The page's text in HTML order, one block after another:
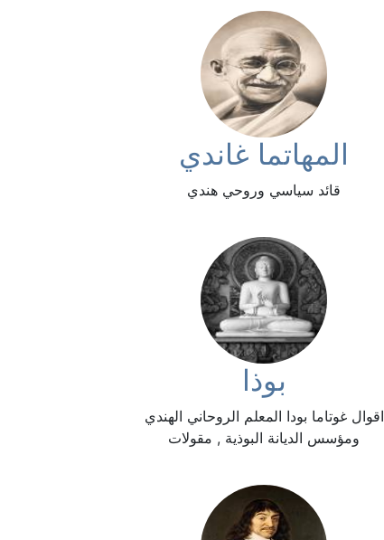
المهاتما غاندي
قائد سياسي وروحي هندي
بوذا
اقوال غوتاما بودا المعلم الروحاني الهندي
ومؤسس الديانة البوذية , مقولات